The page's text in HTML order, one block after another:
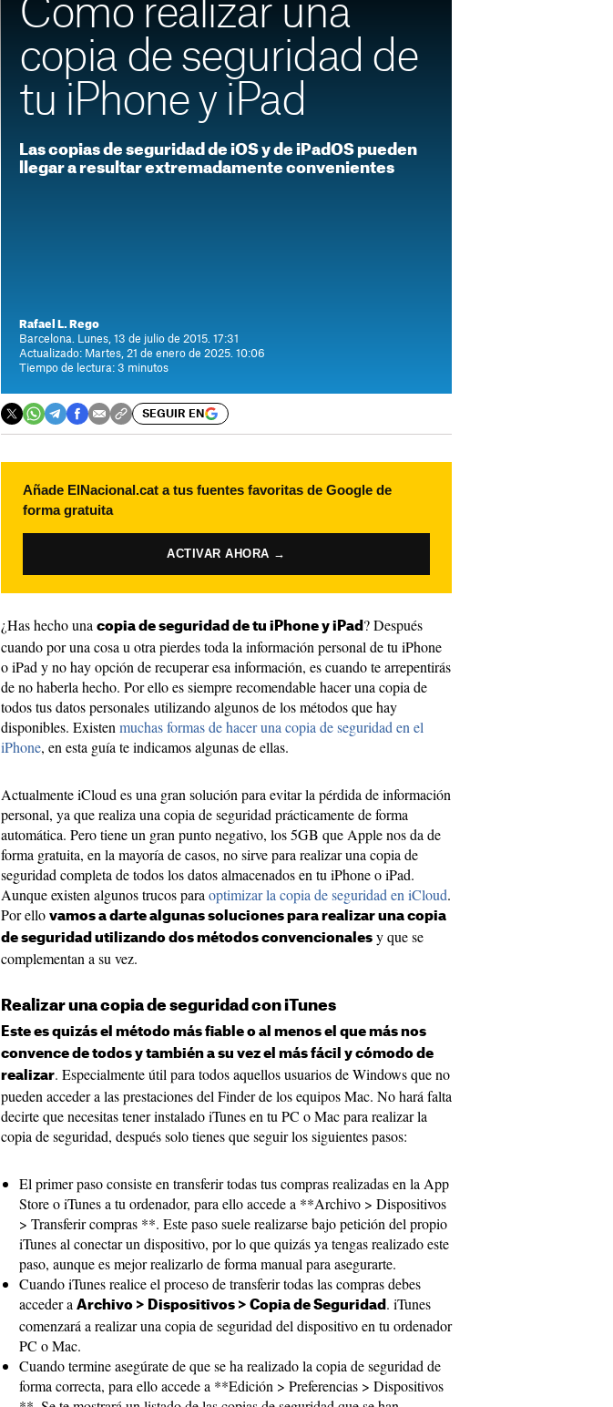
Cómo realizar una
copia de seguridad de
tu iPhone y iPad
Las copias de seguridad de iOS y de iPadOS pueden
llegar a resultar extremadamente convenientes
Rafael L. Rego
Barcelona. Lunes, 13 de julio de 2015. 17:31
Actualizado: Martes, 21 de enero de 2025. 10:06
Tiempo de lectura: 3 minutos
SEGUIR EN
Añade ElNacional.cat a tus fuentes favoritas de Google de
forma gratuita
ACTIVAR AHORA →
¿Has hecho una copia de seguridad de tu iPhone y iPad ? Después
cuando por una cosa u otra pierdes toda la información personal de tu iPhone
o iPad y no hay opción de recuperar esa información, es cuando te arrepentirás
de no haberla hecho. Por ello es siempre recomendable hacer una copia de
todos tus datos personales utilizando algunos de los métodos que hay
disponibles. Existen muchas formas de hacer una copia de seguridad en el
iPhone, en esta guía te indicamos algunas de ellas.
Actualmente iCloud es una gran solución para evitar la pérdida de información
personal, ya que realiza una copia de seguridad prácticamente de forma
automática. Pero tiene un gran punto negativo, los 5GB que Apple nos da de
forma gratuita, en la mayoría de casos, no sirve para realizar una copia de
seguridad completa de todos los datos almacenados en tu iPhone o iPad.
Aunque existen algunos trucos para optimizar la copia de seguridad en iCloud.
Por ello vamos a darte algunas soluciones para realizar una copia
de seguridad utilizando dos métodos convencionales y que se
complementan a su vez.
Realizar una copia de seguridad con iTunes
Este es quizás el método más fiable o al menos el que más nos
convence de todos y también a su vez el más fácil y cómodo de
realizar. Especialmente útil para todos aquellos usuarios de Windows que no
pueden acceder a las prestaciones del Finder de los equipos Mac. No hará falta
decirte que necesitas tener instalado iTunes en tu PC o Mac para realizar la
copia de seguridad, después solo tienes que seguir los siguientes pasos:
El primer paso consiste en transferir todas tus compras realizadas en la App
Store o iTunes a tu ordenador, para ello accede a **Archivo > Dispositivos
> Transferir compras **. Este paso suele realizarse bajo petición del propio
iTunes al conectar un dispositivo, por lo que quizás ya tengas realizado este
paso, aunque es mejor realizarlo de forma manual para asegurarte.
Cuando iTunes realice el proceso de transferir todas las compras debes
acceder a Archivo > Dispositivos > Copia de Seguridad . iTunes
comenzará a realizar una copia de seguridad del dispositivo en tu ordenador
PC o Mac.
Cuando termine asegúrate de que se ha realizado la copia de seguridad de
forma correcta, para ello accede a **Edición > Preferencias > Dispositivos